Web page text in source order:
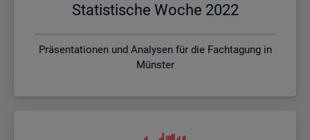
Sta­tis­ti­sche Woche 2022
Präsentationen und Analysen für die Fachtagung in
Münster